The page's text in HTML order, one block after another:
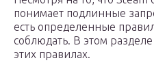
понимает подлинные
есть определенные
соблюдать. В этом
этих правилах.